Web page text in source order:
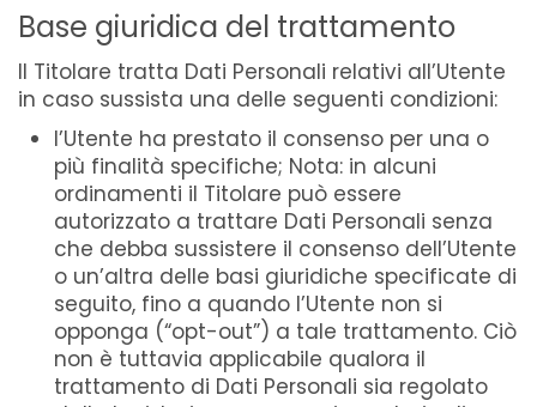
Base giuridica del trattamento
Il Titolare tratta Dati Personali relativi all’Utente
in caso sussista una delle seguenti condizioni:
l’Utente ha prestato il consenso per una o
più finalità specifiche; Nota: in alcuni
ordinamenti il Titolare può essere
autorizzato a trattare Dati Personali senza
che debba sussistere il consenso dell’Utente
o un’altra delle basi giuridiche specificate di
seguito, fino a quando l’Utente non si
opponga (“opt-out”) a tale trattamento. Ciò
non è tuttavia applicabile qualora il
trattamento di Dati Personali sia regolato